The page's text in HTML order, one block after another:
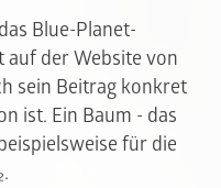
Blue-Planet-
auf der Website von
sein Beitrag konkret
ist. Ein Baum - das
für die